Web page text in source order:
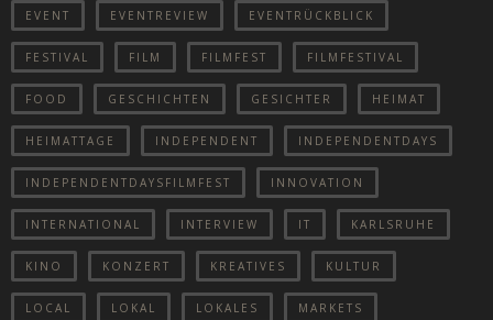
EVENT EVENTREVIEW EVENTRÜCKBLICK
FESTIVAL FILM FILMFEST FILMFESTIVAL
FOOD GESCHICHTEN GESICHTER HEIMAT
HEIMATTAGE INDEPENDENT INDEPENDENTDAYS
INDEPENDENTDAYSFILMFEST INNOVATION
INTERNATIONAL INTERVIEW IT KARLSRUHE
KINO KONZERT KREATIVES KULTUR
LOCAL LOKAL LOKALES MARKETS